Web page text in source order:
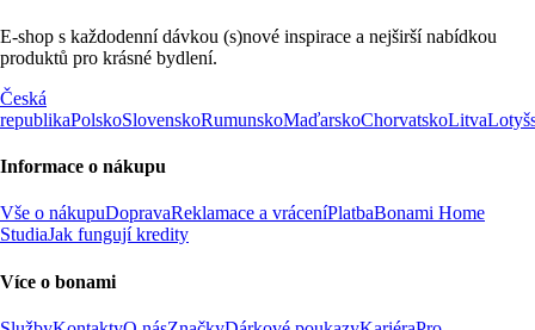
E-shop s každodenní dávkou (s)nové inspirace a nejširší nabídkou
produktů pro krásné bydlení.
Česká
republikaPolskoSlovenskoRumunskoMaďarskoChorvatskoLitva
Informace o nákupu
Vše o nákupuDopravaReklamace a vráceníPlatbaBonami Home
StudiaJak fungují kredity
Více o bonami